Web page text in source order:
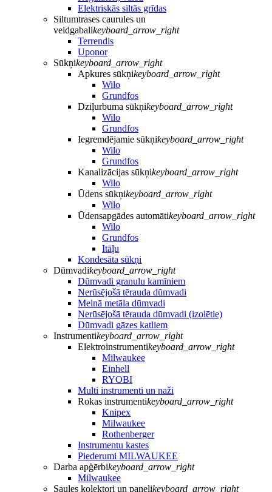
Elektriskās siltās grīdas
Siltumtrases caurules un
veidgabalikeyboard_arrow_right
Terrendis
Uponor
Sūkņikeyboard_arrow_right
Apkures sūkņikeyboard_arrow_right
Wilo
Grundfos
Dziļurbuma sūkņikeyboard_arrow_right
Wilo
Grundfos
Iegremdējamie sūkņikeyboard_arrow_right
Wilo
Grundfos
Kanalizācijas sūkņikeyboard_arrow_right
Wilo
Ūdens sūkņikeyboard_arrow_right
Wilo
Ūdensapgādes automātikeyboard_arrow_right
Wilo
Grundfos
Itāļu
Kondesāta sūkņi
Dūmvadikeyboard_arrow_right
Dūmvadi granulu kamīniem
Nerūsējošā tērauda dūmvadi
Melnā metāla dūmvadi
Nerūsējošā tērauda dūmvadi (izolētie)
Dūmvadi gāzes katliem
Instrumentikeyboard_arrow_right
Elektroinstrumentikeyboard_arrow_right
Milwaukee
Einhell
RYOBI
Multi instrumenti un naži
Rokas instrumentikeyboard_arrow_right
Knipex
Milwaukee
Rothenberger
Instrumentu kastes
Piederumi MILWAUKEE
Darba apģērbikeyboard_arrow_right
Milwaukee
Saules kolektori un paneļikeyboard_arrow_right